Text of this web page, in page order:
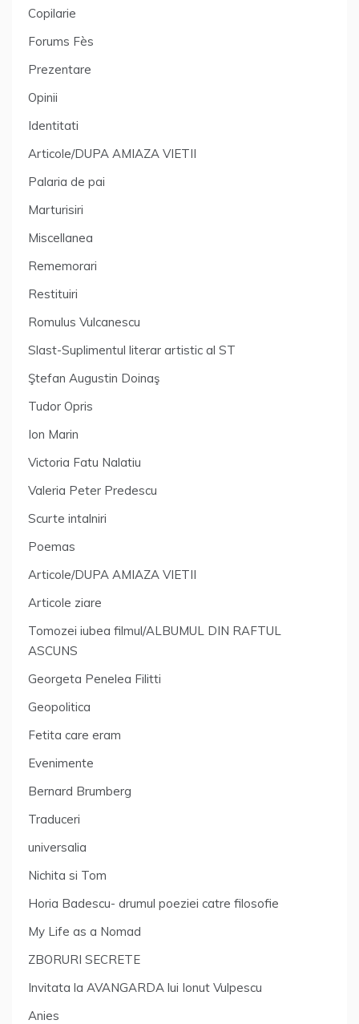
Copilarie
Forums Fès
Prezentare
Opinii
Identitati
Articole/DUPA AMIAZA VIETII
Palaria de pai
Marturisiri
Miscellanea
Rememorari
Restituiri
Romulus Vulcanescu
Slast-Suplimentul literar artistic al ST
Ştefan Augustin Doinaş
Tudor Opris
Ion Marin
Victoria Fatu Nalatiu
Valeria Peter Predescu
Scurte intalniri
Poemas
Articole/DUPA AMIAZA VIETII
Articole ziare
Tomozei iubea filmul/ALBUMUL DIN RAFTUL
ASCUNS
Georgeta Penelea Filitti
Geopolitica
Fetita care eram
Evenimente
Bernard Brumberg
Traduceri
universalia
Nichita si Tom
Horia Badescu- drumul poeziei catre filosofie
My Life as a Nomad
ZBORURI SECRETE
Invitata la AVANGARDA lui Ionut Vulpescu
Anies